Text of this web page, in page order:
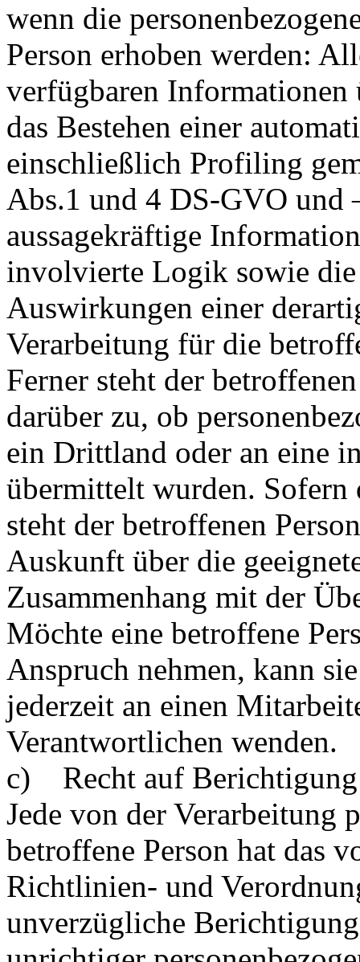
wenn die
Person erhoben werden:
verfügbaren
das Bestehen einer
einschließlich Profiling
Abs.1 und 4 DS-GVO
aussagekräftige
involvierte Logik sowie die
Auswirkungen einer
Verarbeitung für die
Ferner steht der
darüber zu, ob
ein Drittland oder an eine
übermittelt wurden. Sofern
steht der betroffenen
Auskunft über die
Zusammenhang mit der
Möchte eine betroffene
Anspruch nehmen, kann
jederzeit an einen
Verantwortlichen wenden.
c) Recht auf Berichtigung
Jede von der Verarbeitung
betroffene Person hat das
Richtlinien- und
unverzügliche